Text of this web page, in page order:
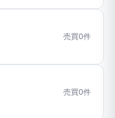
売買0件
売買0件